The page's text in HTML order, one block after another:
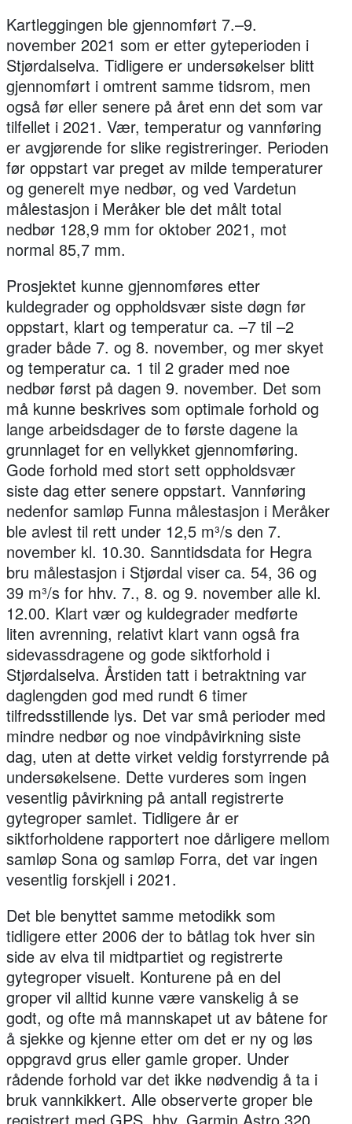
Kartleggingen ble gjennomført 7.–9.
november 2021 som er etter gyteperioden i
Stjørdalselva. Tidligere er undersøkelser blitt
gjennomført i omtrent samme tidsrom, men
også før eller senere på året enn det som var
tilfellet i 2021. Vær, temperatur og vannføring
er avgjørende for slike registreringer. Perioden
før oppstart var preget av milde temperaturer
og generelt mye nedbør, og ved Vardetun
målestasjon i Meråker ble det målt total
nedbør 128,9 mm for oktober 2021, mot
normal 85,7 mm.
Prosjektet kunne gjennomføres etter
kuldegrader og oppholdsvær siste døgn før
oppstart, klart og temperatur ca. –7 til –2
grader både 7. og 8. november, og mer skyet
og temperatur ca. 1 til 2 grader med noe
nedbør først på dagen 9. november. Det som
må kunne beskrives som optimale forhold og
lange arbeidsdager de to første dagene la
grunnlaget for en vellykket gjennomføring.
Gode forhold med stort sett oppholdsvær
siste dag etter senere oppstart. Vannføring
nedenfor samløp Funna målestasjon i Meråker
ble avlest til rett under 12,5 m³/s den 7.
november kl. 10.30. Sanntidsdata for Hegra
bru målestasjon i Stjørdal viser ca. 54, 36 og
39 m³/s for hhv. 7., 8. og 9. november alle kl.
12.00. Klart vær og kuldegrader medførte
liten avrenning, relativt klart vann også fra
sidevassdragene og gode siktforhold i
Stjørdalselva. Årstiden tatt i betraktning var
daglengden god med rundt 6 timer
tilfredsstillende lys. Det var små perioder med
mindre nedbør og noe vindpåvirkning siste
dag, uten at dette virket veldig forstyrrende på
undersøkelsene. Dette vurderes som ingen
vesentlig påvirkning på antall registrerte
gytegroper samlet. Tidligere år er
siktforholdene rapportert noe dårligere mellom
samløp Sona og samløp Forra, det var ingen
vesentlig forskjell i 2021.
Det ble benyttet samme metodikk som
tidligere etter 2006 der to båtlag tok hver sin
side av elva til midtpartiet og registrerte
gytegroper visuelt. Konturene på en del
groper vil alltid kunne være vanskelig å se
godt, og ofte må mannskapet ut av båtene for
å sjekke og kjenne etter om det er ny og løs
oppgravd grus eller gamle groper. Under
rådende forhold var det ikke nødvendig å ta i
bruk vannkikkert. Alle observerte groper ble
registrert med GPS, hhv. Garmin Astro 320